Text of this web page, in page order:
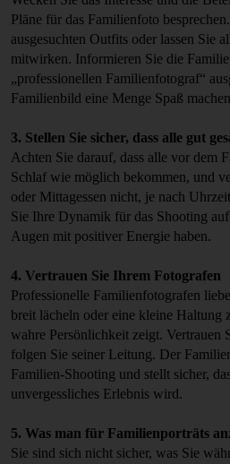
Pläne für das Familienfoto
ausgesuchten Outfits oder lassen Sie
mitwirken. Informieren Sie die
„professionellen Familienfotograf“
Familienbild eine Menge Spaß
3. Stellen Sie sicher, dass alle gut
Achten Sie darauf, dass alle vor dem
Schlaf wie möglich bekommen, und
oder Mittagessen nicht, je nach
Sie Ihre Dynamik für das Shooting
Augen mit positiver Energie haben.
4. Vertrauen Sie Ihrem Fotografen
Professionelle Familienfotografen
breit lächeln oder eine kleine Haltung
wahre Persönlichkeit zeigt. Vertrauen
folgen Sie seiner Leitung. Der
Familien-Shooting und stellt sicher,
unvergessliches Erlebnis wird.
5. Was man für Familienporträts
Sie sind sich nicht sicher, was Sie